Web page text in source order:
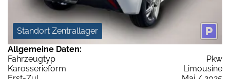
Standort Zentrallager
Allgemeine Daten:
Fahrzeugtyp
Pkw
Karosserieform
Limousine